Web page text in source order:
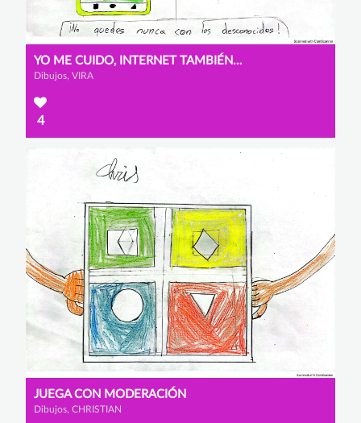
YO ME CUIDO, INTERNET TAMBIÉN CUIDA. ¡ÚSALO BIEN!
Dibujos, VIRA
4
JUEGA CON MODERACIÓN
Dibujos, CHRISTIAN